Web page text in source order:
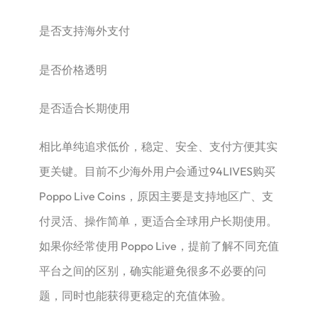
是否支持海外支付
是否价格透明
是否适合长期使用
相比单纯追求低价，稳定、安全、支付方便其实
更关键。目前不少海外用户会通过94LIVES购买
Poppo Live Coins，原因主要是支持地区广、支
付灵活、操作简单，更适合全球用户长期使用。
如果你经常使用 Poppo Live，提前了解不同充值
平台之间的区别，确实能避免很多不必要的问
题，同时也能获得更稳定的充值体验。